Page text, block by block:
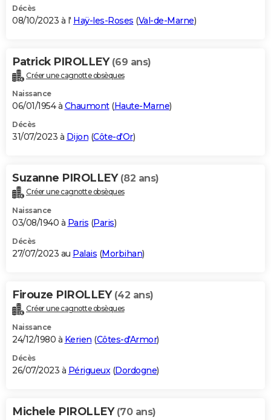
Décès
08/10/2023 à l' Haÿ-les-Roses (Val-de-Marne)
Patrick PIROLLEY (69 ans)
Créer une cagnotte obsèques
Naissance
06/01/1954 à Chaumont(Haute-Marne)
Décès
31/07/2023 à Dijon (Côte-d'Or)
Suzanne PIROLLEY (82 ans)
Créer une cagnotte obsèques
Naissance
03/08/1940 à Paris (Paris)
Décès
27/07/2023 au Palais (Morbihan)
Firouze PIROLLEY (42 ans)
Créer une cagnotte obsèques
Naissance
24/12/1980 à Kerien (Côtes-d'Armor)
Décès
26/07/2023 à Périgueux(Dordogne)
Michele PIROLLEY (70 ans)